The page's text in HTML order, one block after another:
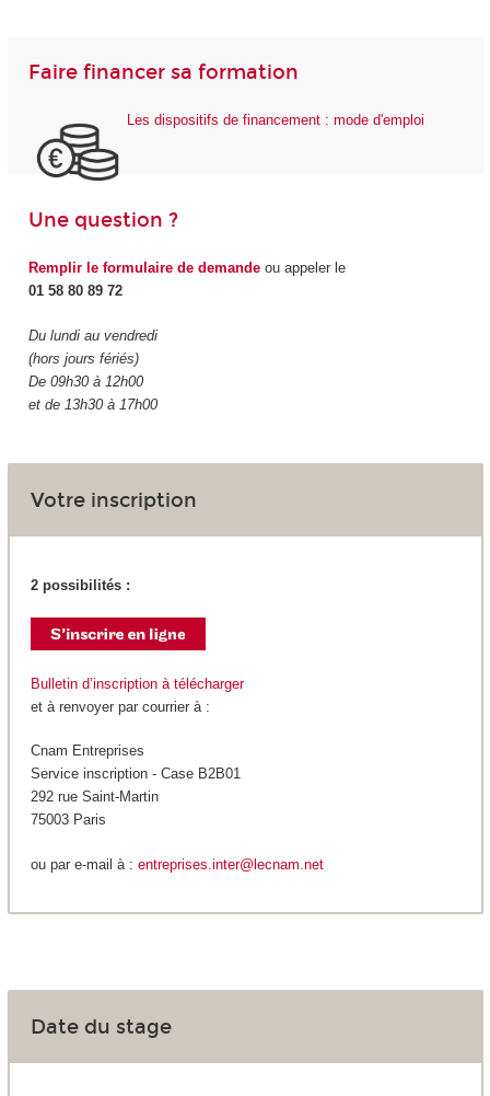
Faire financer sa formation
Les dispositifs de financement : mode d'emploi
Une question ?
Remplir le formulaire de demandeou appeler le
01 58 80 89 72
Du lundi au vendredi
(hors jours fériés)
De 09h30 à 12h00
et de 13h30 à 17h00
Votre inscription
2 possibilités :
Bulletin d’inscription à télécharger
et à renvoyer par courrier à :
Cnam Entreprises
Service inscription - Case B2B01
292 rue Saint-Martin
75003 Paris
ou par e-mail à : entreprises.inter@lecnam.net
Date du stage